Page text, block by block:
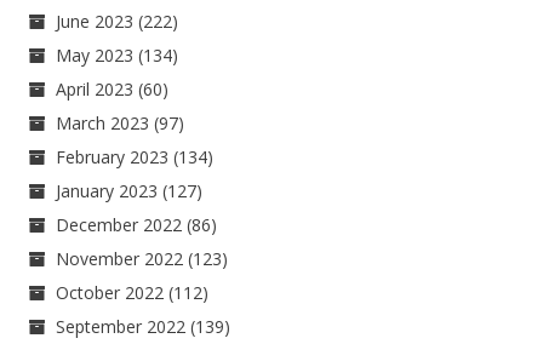
June 2023 (222)
May 2023 (134)
April 2023 (60)
March 2023 (97)
February 2023 (134)
January 2023 (127)
December 2022 (86)
November 2022 (123)
October 2022 (112)
September 2022 (139)